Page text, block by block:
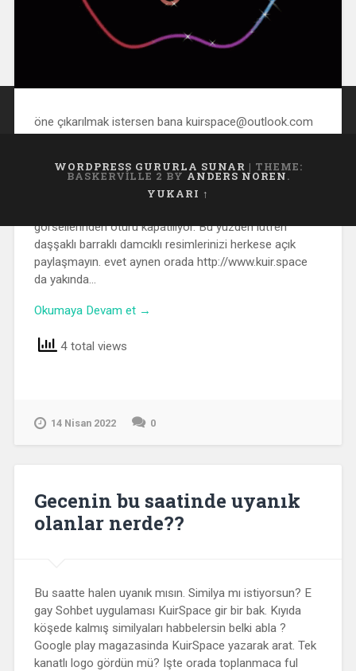
öne çıkarılmak istersen bana kuirspace@outlook.com
linkini ve resimlerini gaysohbetturk üzerinden
paylaşalım yüzlerce kişiye aynı anda ulaşsın. Arkadaşlar
görsellerinden ötürü kapatılıyor. Bu yüzden lütfen
daşşaklı barraklı damcıklı resimlerinizi herkese açık
paylaşmayın. evet aynen orada http://www.kuir.space
da yakında…
Okumaya Devam et →
4 total views
14 Nisan 2022 0
Gecenin bu saatinde uyanık
olanlar nerde??
Bu saatte halen uyanık mısın. Similya mı istiyorsun? E
gay Sohbet uygulaması KuirSpace gir bir bak. Kıyıda
köşede kalmış similyaları habbelersin belki abla ?
Google play magazasinda KuirSpace yazarak arat. Tek
kanatlı logo gördün mü? Işte orada toplanmaca ful
WORDPRESS GURURLA SUNAR | THEME:
BASKERVILLE 2 BY ANDERS NOREN.
YUKARI ↑